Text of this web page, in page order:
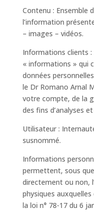
Contenu : Ensemble
l’information
– images – vidéos.
Informations clients
« informations » qui
données
le Dr Romano Arnal
votre compte, de la
des fins d’analyses
Utilisateur :
susnommé.
Informations
permettent, sous
directement ou non,
physiques
la loi n° 78-17 du 6